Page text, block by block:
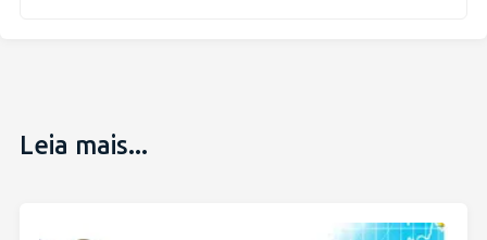
Leia mais...